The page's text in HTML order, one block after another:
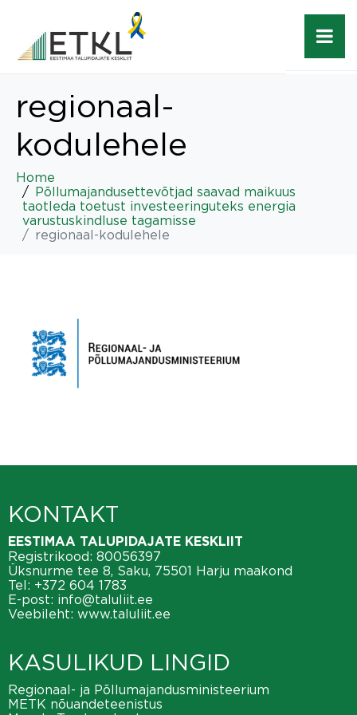
regionaal-
kodulehele
Home
Põllumajandusettevõtjad saavad maikuus
taotleda toetust investeeringuteks energia
varustuskindluse tagamisse
regionaal-kodulehele
KONTAKT
EESTIMAA TALUPIDAJATE KESKLIIT
Registrikood: 80056397
Üksnurme tee 8, Saku, 75501 Harju maakond
Tel: +372 604 1783
E-post: info@taluliit.ee
Veebileht: www.taluliit.ee
KASULIKUD LINGID
Regionaal- ja Põllumajandusministeerium
METK nõuandeteenistus